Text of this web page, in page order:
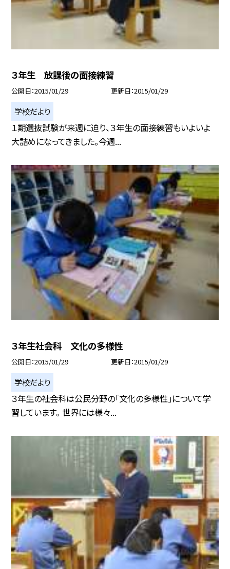
３年生 放課後の面接練習
公開日 2015/01/29 更新日 2015/01/29
学校だより
１期選抜試験が来週に迫り、３年生の面接練習もいよいよ
大詰めになってきました。今週...
３年生社会科 文化の多様性
公開日 2015/01/29 更新日 2015/01/29
学校だより
３年生の社会科は公民分野の「文化の多様性」について学
習しています。 世界には様々...